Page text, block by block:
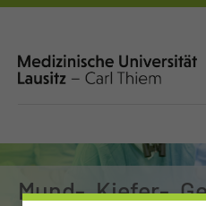
Mund-, Kiefer-,